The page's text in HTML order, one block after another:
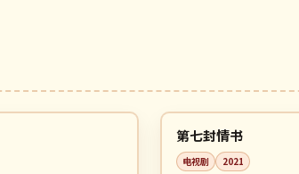
12:16
韩国
完结
第七封情书
电视剧 2021